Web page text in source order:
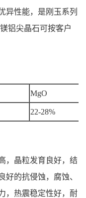
异性能，是刚玉系列
铝尖晶石可按客户
MgO
22-28%
，晶粒发育良好，结
好的抗侵蚀，腐蚀、
，热震稳定性好，耐